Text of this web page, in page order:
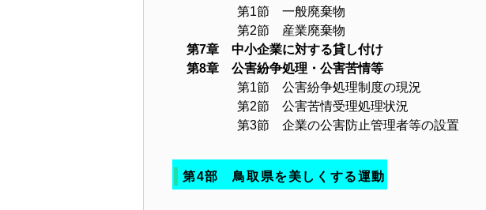
第1節 一般廃棄物
第2節 産業廃棄物
第7章 中小企業に対する貸し付け
第8章 公害紛争処理・公害苦情等
第1節 公害紛争処理制度の現況
第2節 公害苦情受理処理状況
第3節 企業の公害防止管理者等の設置
第4部 鳥取県を美しくする運動